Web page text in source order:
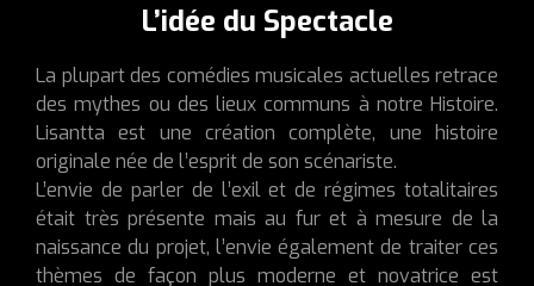
L’idée du Spectacle
La plupart des comédies musicales actuelles retrace
des mythes ou des lieux communs à notre Histoire.
Lisantta est une création complète, une histoire
originale née de l’esprit de son scénariste.
L’envie de parler de l’exil et de régimes totalitaires
était très présente mais au fur et à mesure de la
naissance du projet, l’envie également de traiter ces
thèmes de façon plus moderne et novatrice est